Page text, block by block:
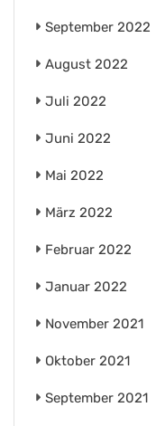
September 2022
August 2022
Juli 2022
Juni 2022
Mai 2022
März 2022
Februar 2022
Januar 2022
November 2021
Oktober 2021
September 2021